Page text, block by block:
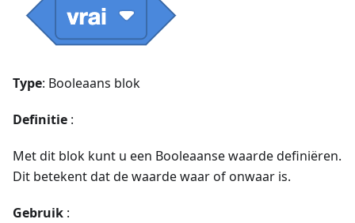
Type: Booleaans blok
Definitie :
Met dit blok kunt u een Booleaanse waarde definiëren.
Dit betekent dat de waarde waar of onwaar is.
Gebruik :